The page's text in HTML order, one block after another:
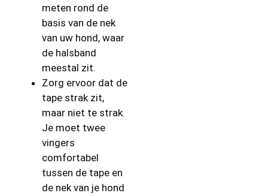
meten rond de
basis van de nek
van uw hond, waar
de halsband
meestal zit.
Zorg ervoor dat de
tape strak zit,
maar niet te strak.
Je moet twee
vingers
comfortabel
tussen de tape en
de nek van je hond